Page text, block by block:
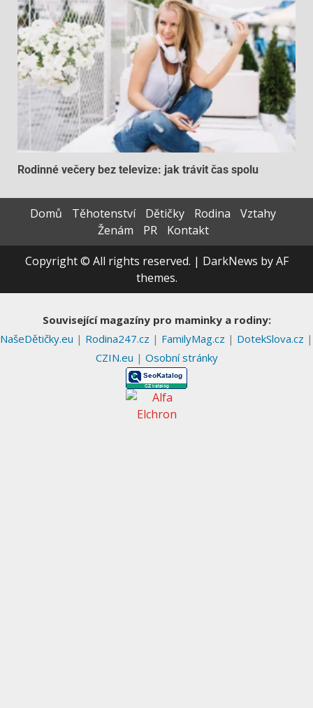
Rodinné večery bez televize: jak trávit čas spolu
Domů Těhotenství Dětičky Rodina
Vztahy
Ženám
PR
Kontakt
Copyright © All rights reserved. | DarkNews by AF
themes.
Související magazíny pro maminky a rodiny:
NašeDětičky.eu | Rodina247.cz | FamilyMag.cz | DotekSlova.cz |
CZIN.eu | Osobní stránky